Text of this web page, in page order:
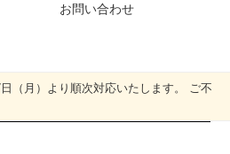
お問い合わせ
（月）より順次対応いたします。 ご不